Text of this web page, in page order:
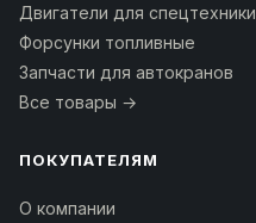
Двигатели для спецтехники
Форсунки топливные
Запчасти для автокранов
Все товары →
ПОКУПАТЕЛЯМ
О компании